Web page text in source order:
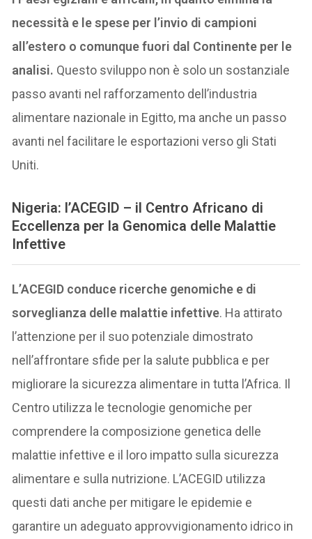
necessità e le spese per l’invio di campioni
all’estero o comunque fuori dal Continente per le
analisi. Questo sviluppo non è solo un sostanziale
passo avanti nel rafforzamento dell’industria
alimentare nazionale in Egitto, ma anche un passo
avanti nel facilitare le esportazioni verso gli Stati
Uniti.
Nigeria: l’ACEGID – il Centro Africano di
Eccellenza per la Genomica delle Malattie
Infettive
L’ACEGID conduce ricerche genomiche e di
sorveglianza delle malattie infettive. Ha attirato
l’attenzione per il suo potenziale dimostrato
nell’affrontare sfide per la salute pubblica e per
migliorare la sicurezza alimentare in tutta l’Africa. Il
Centro utilizza le tecnologie genomiche per
comprendere la composizione genetica delle
malattie infettive e il loro impatto sulla sicurezza
alimentare e sulla nutrizione. L’ACEGID utilizza
questi dati anche per mitigare le epidemie e
garantire un adeguato approvvigionamento idrico in